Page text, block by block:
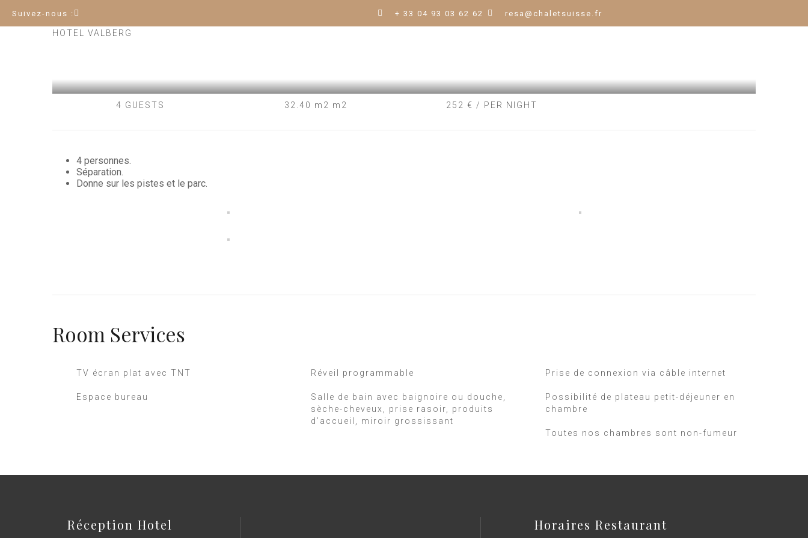
Suivez-nous : + 33 04 93 03 62 62 resa@chaletsuisse.fr
HOTEL VALBERG
4 GUESTS 32.40 m2 m2 252 € / PER NIGHT
4 personnes.
Séparation.
Donne sur les pistes et le parc.
Room Services
TV écran plat avec TNT Réveil programmable Prise de connexion via câble internet
Espace bureau
Salle de bain avec baignoire ou douche,
sèche-cheveux, prise rasoir, produits
d’accueil, miroir grossissant
Possibilité de plateau petit-déjeuner en
chambre
Toutes nos chambres sont non-fumeur
Réception Hotel Horaires Restaurant